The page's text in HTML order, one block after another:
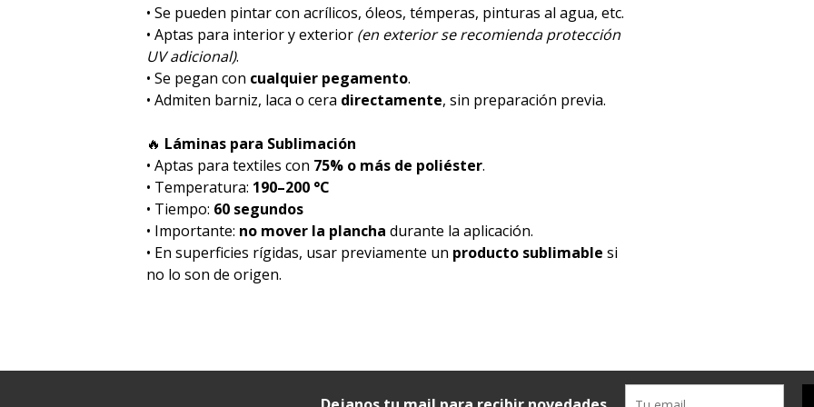
• Se pueden pintar con acrílicos, óleos, témperas, pinturas al agua, etc.
• Aptas para interior y exterior (en exterior se recomienda protección
UV adicional).
• Se pegan con cualquier pegamento.
• Admiten barniz, laca o cera directamente, sin preparación previa.
🔥 Láminas para Sublimación
• Aptas para textiles con 75% o más de poliéster.
• Temperatura: 190–200 °C
• Tiempo: 60 segundos
• Importante: no mover la plancha durante la aplicación.
• En superficies rígidas, usar previamente un producto sublimable si
no lo son de origen.